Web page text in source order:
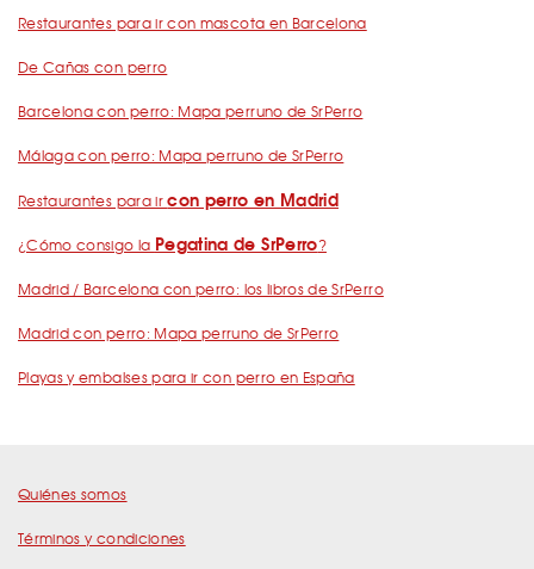
Restaurantes para ir con mascota en Barcelona
De Cañas con perro
Barcelona con perro: Mapa perruno de SrPerro
Málaga con perro: Mapa perruno de SrPerro
Restaurantes para ircon perro en Madrid
¿Cómo consigo la Pegatina de SrPerro?
Madrid / Barcelona con perro: los libros de SrPerro
Madrid con perro: Mapa perruno de SrPerro
Playas y embalses para ir con perro en España
Quiénes somos
Términos y condiciones